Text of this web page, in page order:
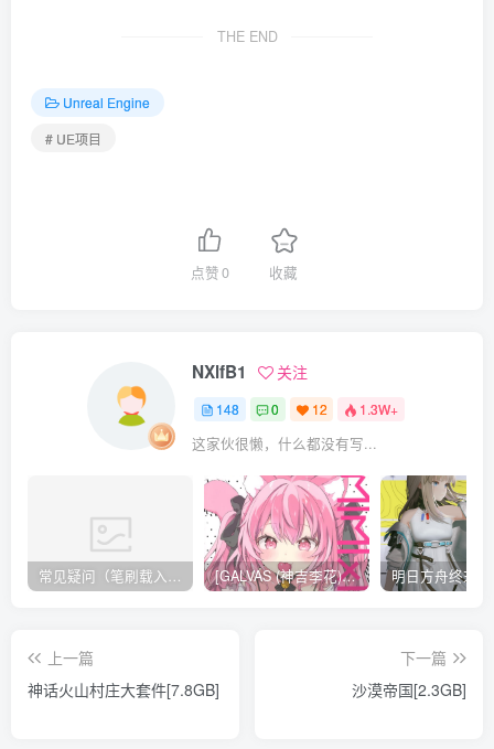
THE END
Unreal Engine
# UE项目
点赞0 收藏
NXlfB1 关注
148 0 12 1.3W+
这家伙很懒，什么都没有写...
常见疑问（笔刷载入方法，无法载入 / 解压不了 / 链接失效） [GALVAS (神吉李花)] MIMIPINK[12P][57MB]
上一篇
神话火山村庄大套件[7.8GB]
下一篇
沙漠帝国[2.3GB]